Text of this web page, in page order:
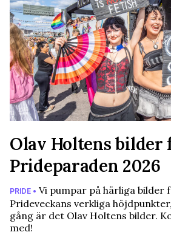
Olav Holtens bilder
Prideparaden 2026
PRIDE • Vi pumpar på härliga bilder
Prideveckans verkliga
gång är det Olav Holtens bilder.
med!